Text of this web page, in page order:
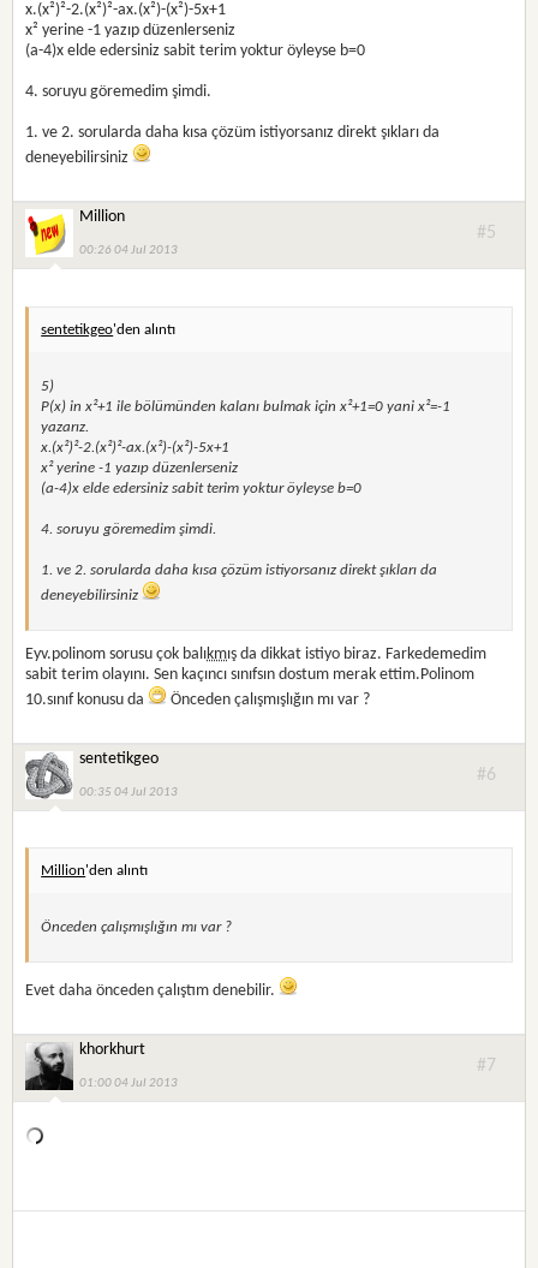
x.(x²)²-2.(x²)²-ax.(x²)-(x²)-5x+1
x² yerine -1 yazıp düzenlerseniz
(a-4)x elde edersiniz sabit terim yoktur öyleyse b=0
4. soruyu göremedim şimdi.
1. ve 2. sorularda daha kısa çözüm istiyorsanız direkt şıkları da
deneyebilirsiniz
Million
00:26 04 Jul 2013
#5
sentetikgeo'den alıntı
5)
P(x) in x²+1 ile bölümünden kalanı bulmak için x²+1=0 yani x²=-1
yazarız.
x.(x²)²-2.(x²)²-ax.(x²)-(x²)-5x+1
x² yerine -1 yazıp düzenlerseniz
(a-4)x elde edersiniz sabit terim yoktur öyleyse b=0
4. soruyu göremedim şimdi.
1. ve 2. sorularda daha kısa çözüm istiyorsanız direkt şıkları da
deneyebilirsiniz
Eyv.polinom sorusu çok balıkmış da dikkat istiyo biraz. Farkedemedim
sabit terim olayını. Sen kaçıncı sınıfsın dostum merak ettim.Polinom
10.sınıf konusu da
Önceden çalışmışlığın mı var ?
sentetikgeo
00:35 04 Jul 2013
#6
Million'den alıntı
Önceden çalışmışlığın mı var ?
Evet daha önceden çalıştım denebilir.
khorkhurt
01:00 04 Jul 2013
#7